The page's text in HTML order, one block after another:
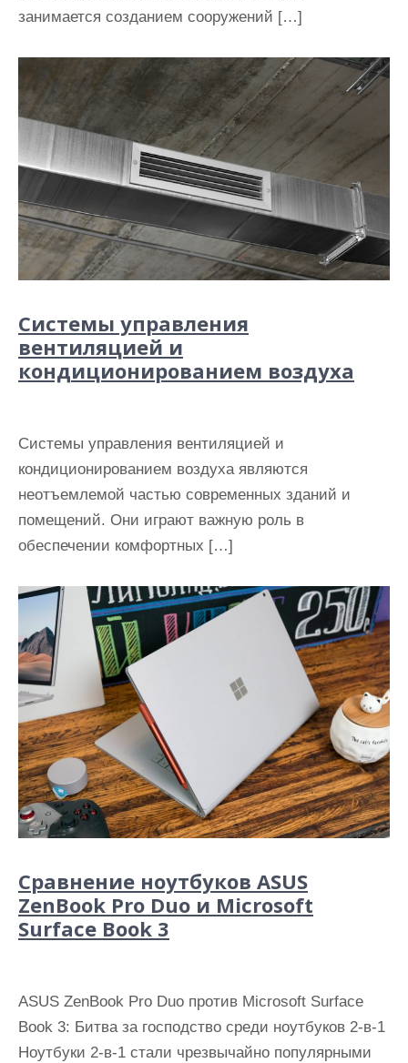
занимается созданием сооружений […]
Системы управления
вентиляцией и
кондиционированием воздуха
Системы управления вентиляцией и
кондиционированием воздуха являются
неотъемлемой частью современных зданий и
помещений. Они играют важную роль в
обеспечении комфортных […]
Сравнение ноутбуков ASUS
ZenBook Pro Duo и Microsoft
Surface Book 3
ASUS ZenBook Pro Duo против Microsoft Surface
Book 3: Битва за господство среди ноутбуков 2-в-1
Ноутбуки 2-в-1 стали чрезвычайно популярными